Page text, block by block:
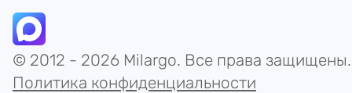
© 2012 - 2026 Milargo. Все права защищены.
Политика конфиденциальности